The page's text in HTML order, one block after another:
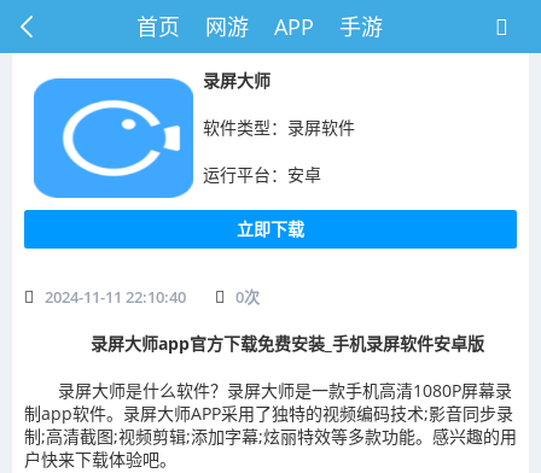
首页 网游 APP 手游
录屏大师
软件类型：录屏软件
运行平台：安卓
立即下载
2024-11-11 22:10:40 0次
录屏大师app官方下载免费安装_手机录屏软件安卓版
录屏大师是什么软件？录屏大师是一款手机高清1080P屏幕录
制app软件。录屏大师APP采用了独特的视频编码技术;影音同步录
制;高清截图;视频剪辑;添加字幕;炫丽特效等多款功能。感兴趣的用
户快来下载体验吧。